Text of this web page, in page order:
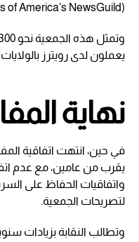
(Communications Workers of America’s NewsGuild).
يعملون لدى رويترز
نهاية
في حين، انتهت اتفاقية
يقرب من عامين، مع عدم
واتفاقيات الحفاظ على
لتصريحات الجمعية.
وتطالب النقابة بزيادات